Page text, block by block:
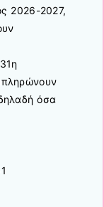
2026-2027,
όσα